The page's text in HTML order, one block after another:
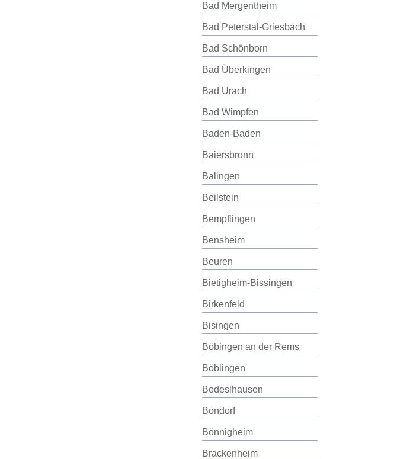
Bad Mergentheim
Bad Peterstal-Griesbach
Bad Schönborn
Bad Überkingen
Bad Urach
Bad Wimpfen
Baden-Baden
Baiersbronn
Balingen
Beilstein
Bempflingen
Bensheim
Beuren
Bietigheim-Bissingen
Birkenfeld
Bisingen
Böbingen an der Rems
Böblingen
Bodeslhausen
Bondorf
Bönnigheim
Brackenheim